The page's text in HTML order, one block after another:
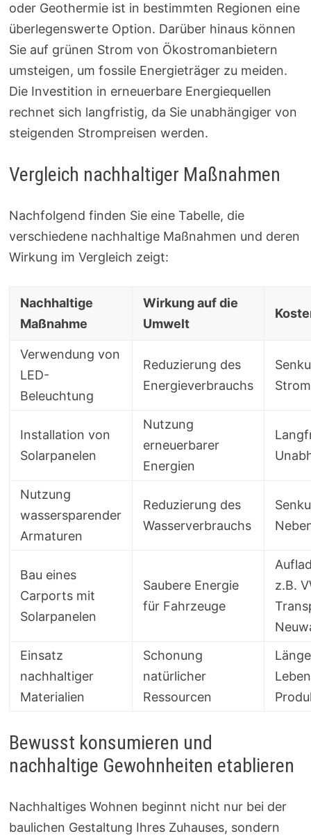
oder Geothermie ist in bestimmten Regionen eine
überlegenswerte Option. Darüber hinaus können
Sie auf grünen Strom von Ökostromanbietern
umsteigen, um fossile Energieträger zu meiden.
Die Investition in erneuerbare Energiequellen
rechnet sich langfristig, da Sie unabhängiger von
steigenden Strompreisen werden.
Vergleich nachhaltiger Maßnahmen
Nachfolgend finden Sie eine Tabelle, die
verschiedene nachhaltige Maßnahmen und deren
Wirkung im Vergleich zeigt:
Nachhaltige
Maßnahme
Wirkung auf die
Umwelt
Verwendung von
LED-
Beleuchtung
Reduzierung des
Energieverbrauchs
Installation von
Solarpanelen
Nutzung
erneuerbarer
Energien
Nutzung
wassersparender
Armaturen
Reduzierung des
Wasserverbrauchs
Bau eines
Carports mit
Solarpanelen
Saubere Energie
für Fahrzeuge
z.B.
Einsatz
nachhaltiger
Materialien
Schonung
natürlicher
Ressourcen
Bewusst konsumieren und
nachhaltige Gewohnheiten etablieren
Nachhaltiges Wohnen beginnt nicht nur bei der
baulichen Gestaltung Ihres Zuhauses, sondern